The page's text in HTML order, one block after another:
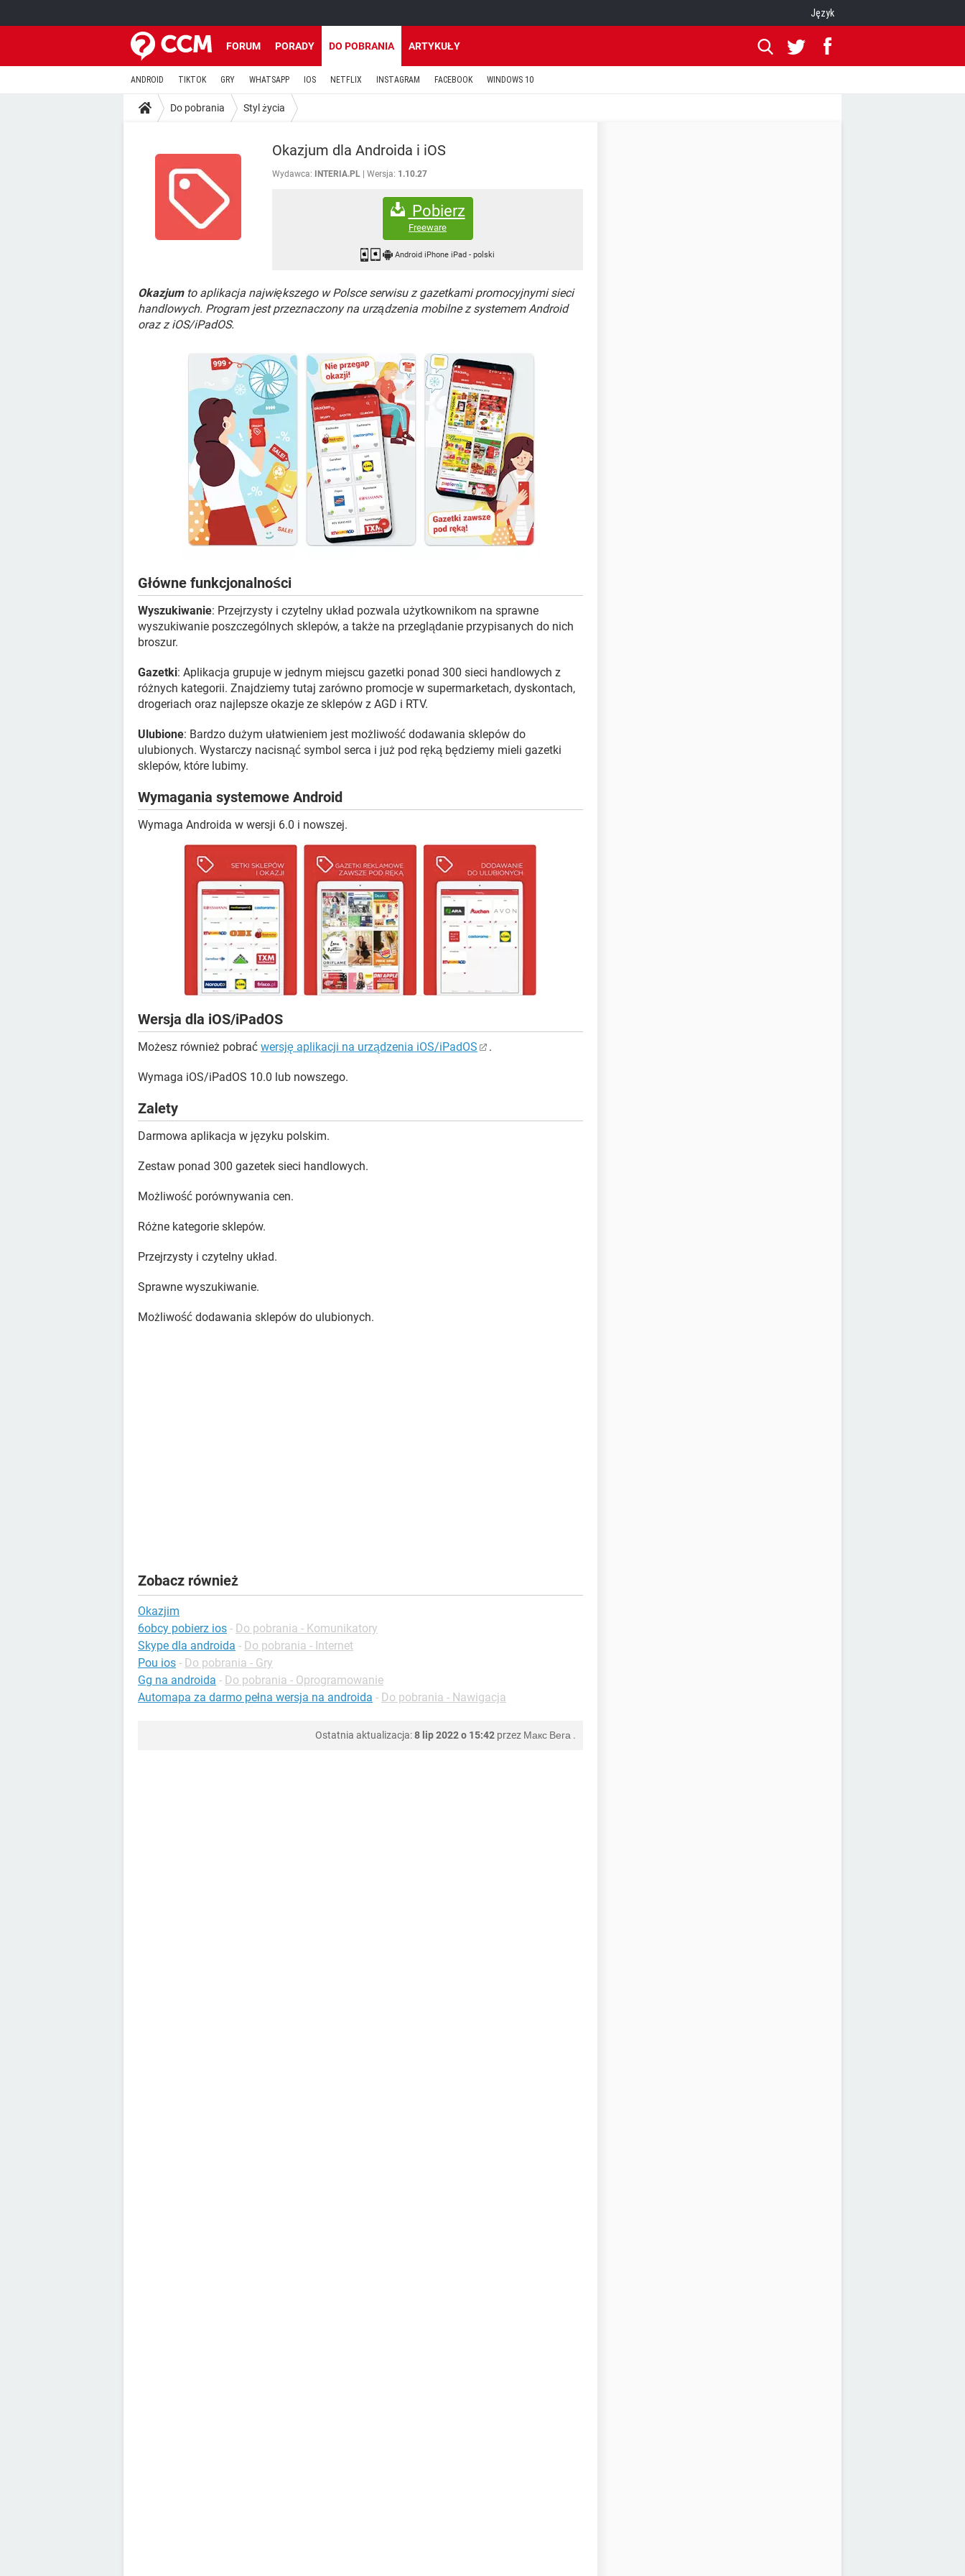
Język
FORUM PORADY DO POBRANIA ARTYKUŁY
ANDROID TIKTOK GRY WHATSAPP IOS NETFLIX INSTAGRAM FACEBOOK WINDOWS 10
Do pobrania Styl życia
Okazjum dla Androida i iOS
Wydawca: INTERIA.PL Wersja: 1.10.27
Pobierz
Freeware
Android iPhone iPad - polski
Okazjumto aplikacja największego w Polsce serwisu z gazetkami promocyjnymi sieci
handlowych. Program jest przeznaczony na urządzenia mobilne z systemem Android
oraz z iOS/iPadOS.
Główne funkcjonalności
Wyszukiwanie: Przejrzysty i czytelny układ pozwala użytkownikom na sprawne
wyszukiwanie poszczególnych sklepów, a także na przeglądanie przypisanych do nich
broszur.
Gazetki: Aplikacja grupuje w jednym miejscu gazetki ponad 300 sieci handlowych z
różnych kategorii. Znajdziemy tutaj zarówno promocje w supermarketach, dyskontach,
drogeriach oraz najlepsze okazje ze sklepów z AGD i RTV.
Ulubione: Bardzo dużym ułatwieniem jest możliwość dodawania sklepów do
ulubionych. Wystarczy nacisnąć symbol serca i już pod ręką będziemy mieli gazetki
sklepów, które lubimy.
Wymagania systemowe Android
Wymaga Androida w wersji 6.0 i nowszej.
Wersja dla iOS/iPadOS
Możesz również pobrać wersję aplikacji na urządzenia iOS/iPadOS .
Wymaga iOS/iPadOS 10.0 lub nowszego.
Zalety
Darmowa aplikacja w języku polskim.
Zestaw ponad 300 gazetek sieci handlowych.
Możliwość porównywania cen.
Różne kategorie sklepów.
Przejrzysty i czytelny układ.
Sprawne wyszukiwanie.
Możliwość dodawania sklepów do ulubionych.
Zobacz również
Okazjim
6obcy pobierz ios - Do pobrania - Komunikatory
Skype dla androida - Do pobrania - Internet
Pou ios - Do pobrania - Gry
Gg na androida - Do pobrania - Oprogramowanie
Automapa za darmo pełna wersja na androida - Do pobrania - Nawigacja
Ostatnia aktualizacja:8 lip 2022 o 15:42 przez Макс Вега .